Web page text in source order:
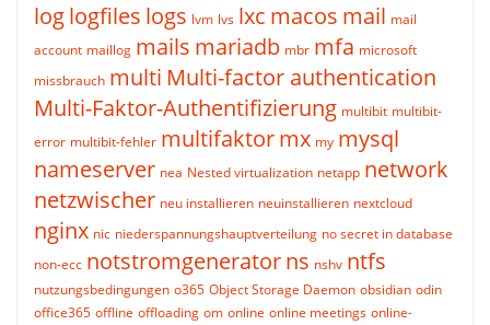
loglogfiles logs lvm lvs lxc macos mail mail
account maillog mails mariadb mbr mfa microsoft
missbrauch multi Multi-factor authentication
Multi-Faktor-Authentifizierung multibit multibit-
error multibit-fehler multifaktormx my mysql
nameserver nea Nested virtualization netapp network
netzwischer neu installieren neuinstallieren nextcloud
nginx nic niederspannungshauptverteilung no secret in database
non-ecc notstromgeneratorns nshv ntfs
nutzungsbedingungen o365 Object Storage Daemon obsidian odin
office365 offline offloading om online online meetings online-